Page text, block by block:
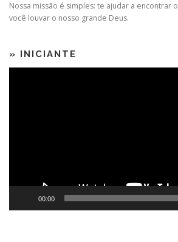
Nossa missão é simples: te ajudar a encontrar o
você louvar o nosso grande Deus.
» INICIANTE
00:00